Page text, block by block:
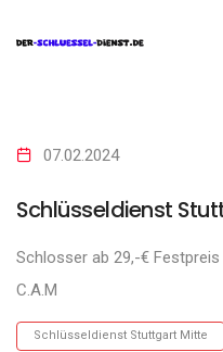
07.02.2024
Schlüsseldienst
Schlosser ab 29,-€
C.A.M
Schlüsseldienst Stuttgart Mitte